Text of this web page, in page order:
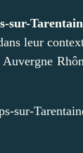
sur-
leur
sur-